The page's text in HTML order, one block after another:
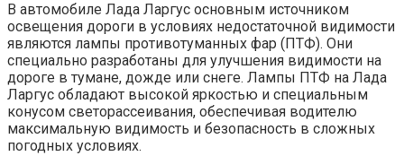
В автомобиле Лада Ларгус основным источником
освещения дороги в условиях недостаточной видимости
являются лампы противотуманных фар (ПТФ). Они
специально разработаны для улучшения видимости на
дороге в тумане, дожде или снеге. Лампы ПТФ на Лада
Ларгус обладают высокой яркостью и специальным
конусом светорассеивания, обеспечивая водителю
максимальную видимость и безопасность в сложных
погодных условиях.